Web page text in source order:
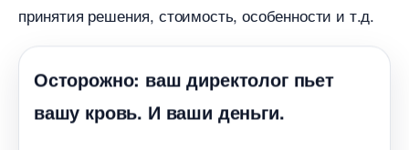
принятия решения, стоимость, особенности и т.д.
Осторожно: ваш директолог пьет
ашу кровь. И ваши деньги.